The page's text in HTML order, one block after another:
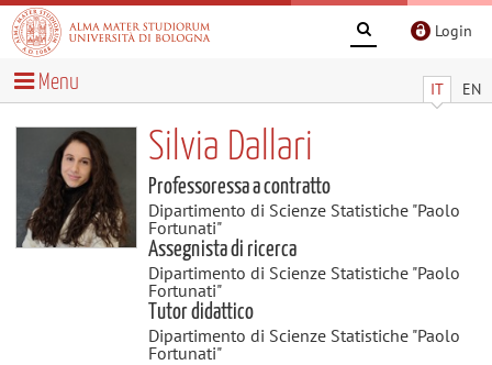
Login
IT EN
Menu
Silvia Dallari
Professoressa a contratto
Dipartimento di Scienze Statistiche "Paolo
Fortunati"
Assegnista di ricerca
Dipartimento di Scienze Statistiche "Paolo
Fortunati"
Tutor didattico
Dipartimento di Scienze Statistiche "Paolo
Fortunati"